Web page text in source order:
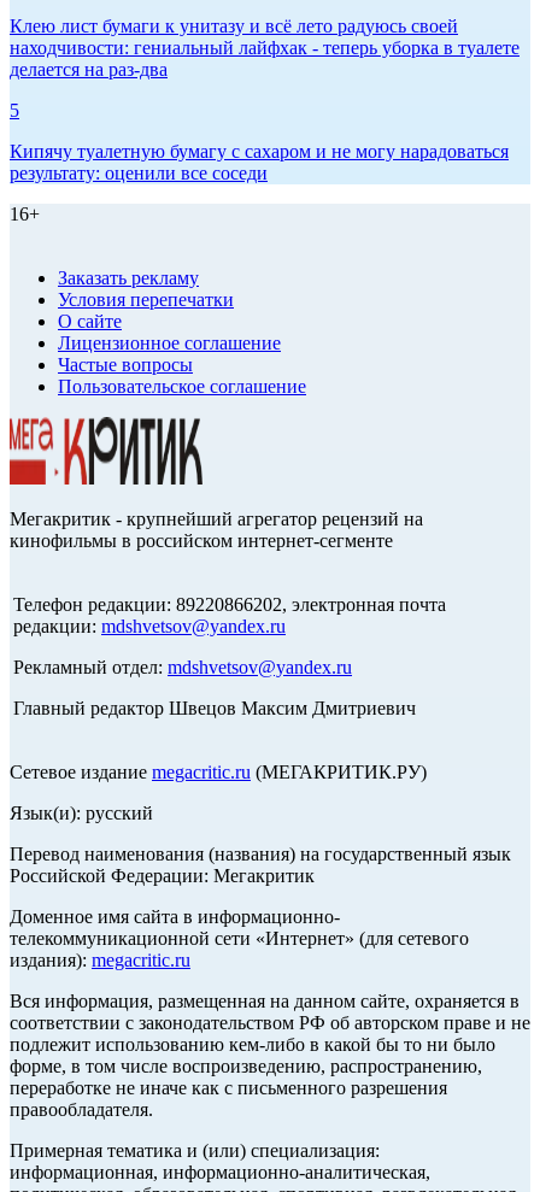
Клею лист бумаги к унитазу и всё лето радуюсь своей
находчивости: гениальный лайфхак - теперь уборка в туалете
делается на раз-два
5
Кипячу туалетную бумагу с сахаром и не могу нарадоваться
результату: оценили все соседи
16+
Заказать рекламу
Условия перепечатки
О сайте
Лицензионное соглашение
Частые вопросы
Пользовательское соглашение
Мегакритик - крупнейший агрегатор рецензий на
кинофильмы в российском интернет-сегменте
Телефон редакции: 89220866202, электронная почта
редакции: mdshvetsov@yandex.ru
Рекламный отдел: mdshvetsov@yandex.ru
Главный редактор Швецов Максим Дмитриевич
Сетевое издание megacritic.ru (МЕГАКРИТИК.РУ)
Язык(и): русский
Перевод наименования (названия) на государственный язык
Российской Федерации: Мегакритик
Доменное имя сайта в информационно-
телекоммуникационной сети «Интернет» (для сетевого
издания): megacritic.ru
Вся информация, размещенная на данном сайте, охраняется в
соответствии с законодательством РФ об авторском праве и не
подлежит использованию кем-либо в какой бы то ни было
форме, в том числе воспроизведению, распространению,
переработке не иначе как с письменного разрешения
правообладателя.
Примерная тематика и (или) специализация:
информационная, информационно-аналитическая,